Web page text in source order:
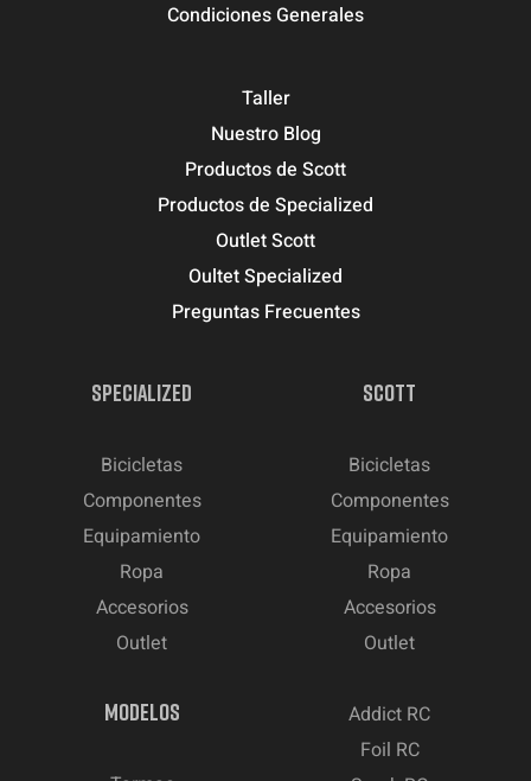
Condiciones Generales
Taller
Nuestro Blog
Productos de Scott
Productos de Specialized
Outlet Scott
Oultet Specialized
Preguntas Frecuentes
SPECIALIZED
Bicicletas
Componentes
Equipamiento
Ropa
Accesorios
Outlet
SCOTT
Bicicletas
Componentes
Equipamiento
Ropa
Accesorios
Outlet
MODELOS
Addict RC
Foil RC